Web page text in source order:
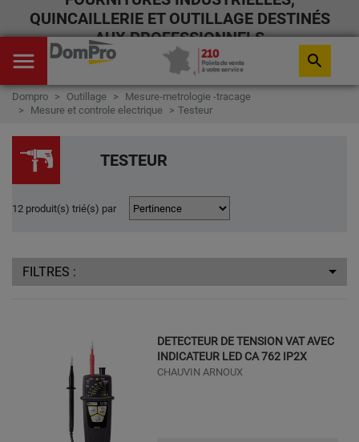
QUINCAILLERIE ET OUTILLAGE DESTINÉS
AUX PROFESSIONNELS
menu search
Dompro Outillage
Mesure-metrologie -tracage
Mesure et controle electrique
Testeur
TESTEUR
12 produit(s) trié(s) par
FILTRES :
DETECTEUR DE TENSION VAT AVEC
INDICATEUR LED CA 762 IP2X
CHAUVIN ARNOUX